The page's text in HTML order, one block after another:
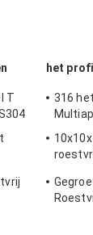
T
het
316